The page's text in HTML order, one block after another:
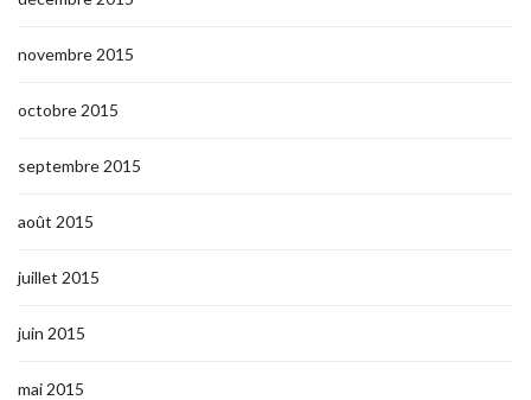
novembre 2015
octobre 2015
septembre 2015
août 2015
juillet 2015
juin 2015
mai 2015